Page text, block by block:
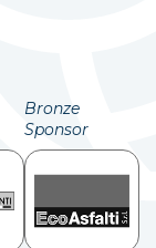
Bronze
Sponsor